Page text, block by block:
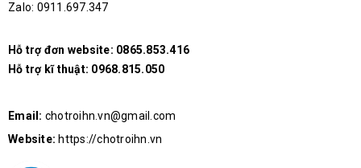
Zalo: 0911.697.347
Hỗ trợ đơn website: 0865.853.416
Hỗ trợ kĩ thuật: 0968.815.050
Email: chotroihn.vn@gmail.com
Website: https://chotroihn.vn